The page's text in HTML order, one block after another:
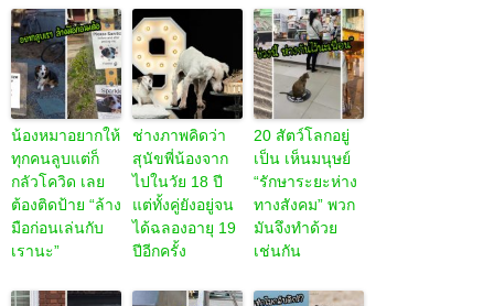
น้องหมาอยากให้
ทุกคนลูบแต่ก็
กลัวโควิด เลย
ต้องติดป้าย “ล้าง
มือก่อนเล่นกับ
เรานะ”
ช่างภาพคิดว่า
สุนัขพี่น้องจาก
ไปในวัย 18 ปี
แต่ทั้งคู่ยังอยู่จน
ได้ฉลองอายุ 19
ปีอีกครั้ง
20 สัตว์โลกอยู่
เป็น เห็นมนุษย์
“รักษาระยะห่าง
ทางสังคม” พวก
มันจึงทำด้วย
เช่นกัน